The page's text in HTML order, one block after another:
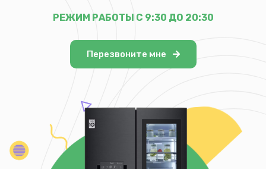
РЕЖИМ РАБОТЫ С 9:30 ДО 20:30
Перезвоните мне